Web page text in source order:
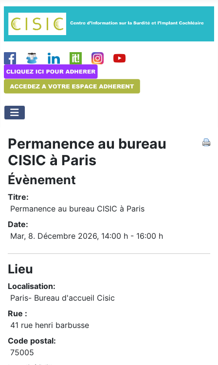
Permanence au bureau
CISIC à Paris
Évènement
Titre:
Permanence au bureau CISIC à Paris
Date:
Mar, 8. Décembre 2026, 14:00 h - 16:00 h
Lieu
Localisation:
Paris- Bureau d'accueil Cisic
Rue :
41 rue henri barbusse
Code postal:
75005